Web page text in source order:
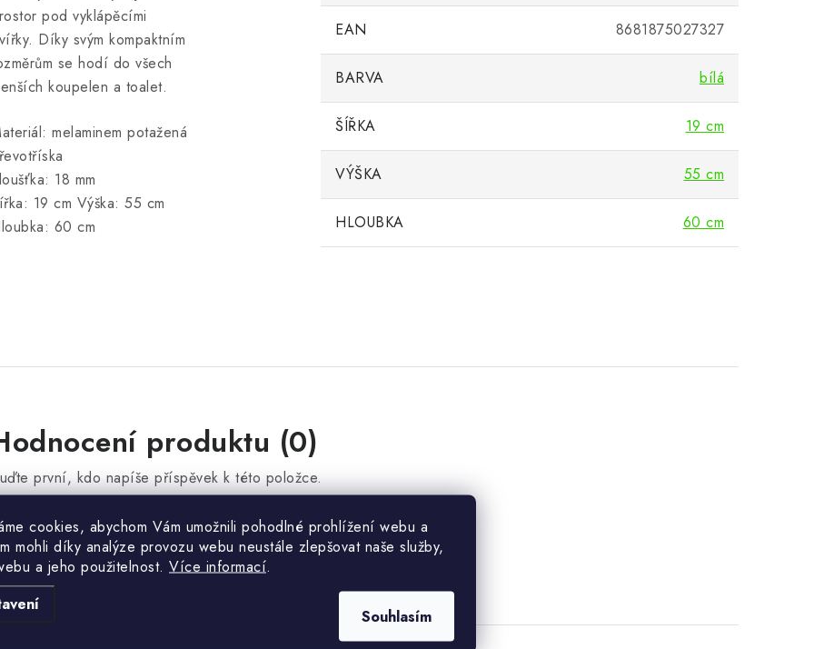
cookies, abychom Vám umožnili pohodlné prohlížení webu a
mohli díky analýze provozu webu neustále zlepšovat naše služby,
a jeho použitelnost. Více informací.
Souhlasím
pod vyklápěcími
Díky svým kompaktním
se hodí do všech
koupelen a toalet.
melaminem potažená
18 mm
19 cm Výška: 55 cm
60 cm
EAN 8681875027327
BARVA bílá
ŠÍŘKA 19 cm
VÝŠKA 55 cm
HLOUBKA 60 cm
produktu (0)
první, kdo napíše příspěvek k této položce.
PŘIDAT HODNOCENÍ